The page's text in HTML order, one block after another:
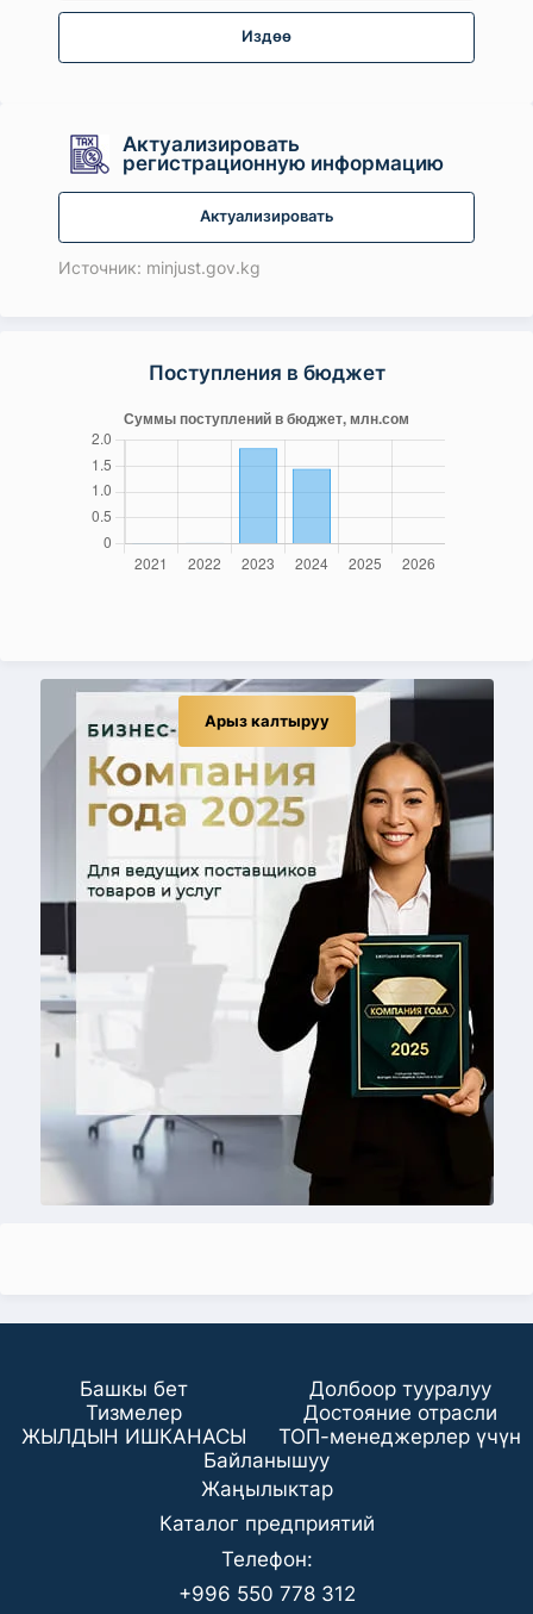
Издөө
Актуализировать
регистрационную информацию
Актуализировать
Источник: minjust.gov.kg
Поступления в бюджет
Арыз калтыруу
Башкы бет
Долбоор тууралуу
Тизмелер
Достояние отрасли
ЖЫЛДЫН ИШКАНАСЫ
ТОП-менеджерлер үчүн
Байланышуу
Жаңылыктар
Каталог предприятий
Телефон:
+996 550 778 312